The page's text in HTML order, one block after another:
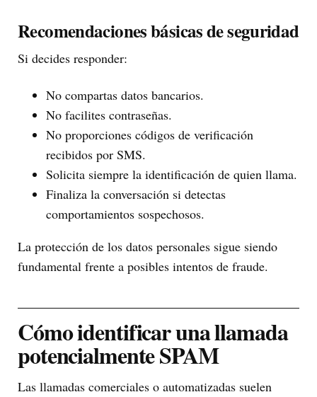
Recomendaciones básicas de seguridad
Si decides responder:
No compartas datos bancarios.
No facilites contraseñas.
No proporciones códigos de verificación
recibidos por SMS.
Solicita siempre la identificación de quien llama.
Finaliza la conversación si detectas
comportamientos sospechosos.
La protección de los datos personales sigue siendo
fundamental frente a posibles intentos de fraude.
Cómo identificar una llamada
potencialmente SPAM
Las llamadas comerciales o automatizadas suelen